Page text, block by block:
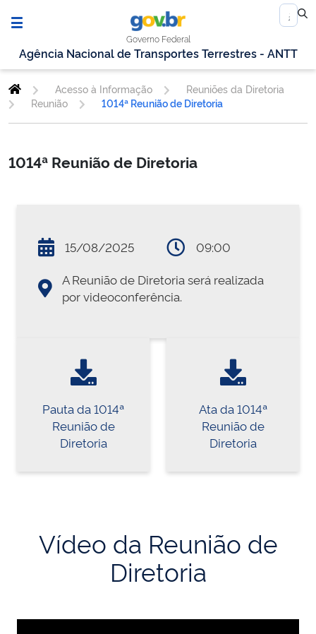
Governo Federal
Agência Nacional de Transportes Terrestres - ANTT
Acesso à Informação
Reuniões da Diretoria
Reunião
1014ª Reunião de Diretoria
1014ª Reunião de Diretoria
15/08/2025
09:00
A Reunião de Diretoria será realizada
por videoconferência.
Pauta da 1014ª
Reunião de
Diretoria
Ata da 1014ª
Reunião de
Diretoria
Vídeo da Reunião de
Diretoria